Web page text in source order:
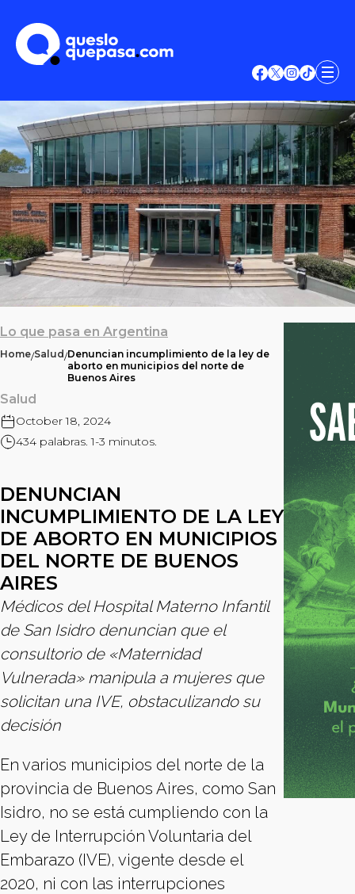
Lo que pasa en Argentina
Home/Salud/Denuncian incumplimiento de la ley de
aborto en municipios del norte de
Buenos Aires
Salud
October 18, 2024
434 palabras. 1-3 minutos.
DENUNCIAN
INCUMPLIMIENTO DE LA LEY
DE ABORTO EN MUNICIPIOS
DEL NORTE DE BUENOS
AIRES
Médicos del Hospital Materno Infantil
de San Isidro denuncian que el
consultorio de «Maternidad
Vulnerada» manipula a mujeres que
solicitan una IVE, obstaculizando su
decisión
En varios municipios del norte de la
provincia de Buenos Aires, como San
Isidro, no se está cumpliendo con la
Ley de Interrupción Voluntaria del
Embarazo (IVE), vigente desde el
2020, ni con las interrupciones